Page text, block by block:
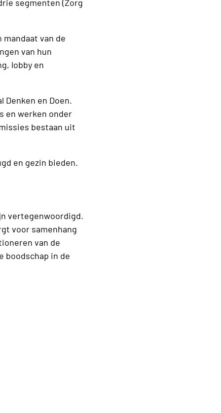
segmenten (Zorg
van de
van hun
lobby en
Denken en Doen.
en werken onder
bestaan uit
en gezin bieden.
vertegenwoordigd.
voor samenhang
van de
boodschap in de